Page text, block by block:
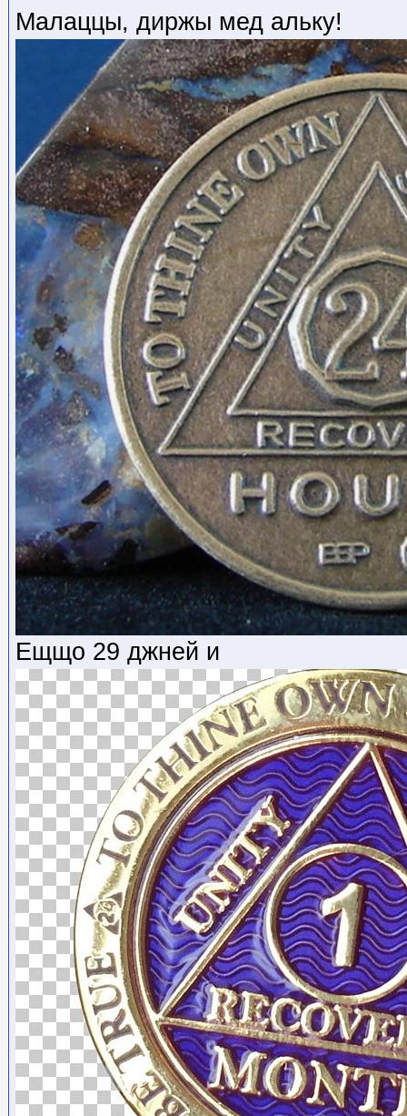
Малаццы, диржы мед альку!
Ещщо 29 джней и